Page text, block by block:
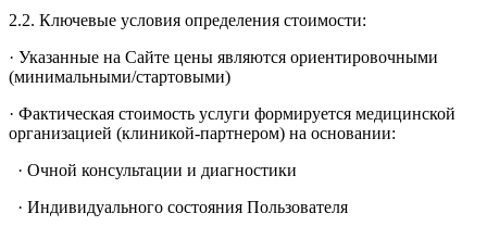
2.2. Ключевые условия определения стоимости:
· Указанные на Сайте цены являются ориентировочными
(минимальными/стартовыми)
· Фактическая стоимость услуги формируется медицинской
организацией (клиникой-партнером) на основании:
· Очной консультации и диагностики
· Индивидуального состояния Пользователя